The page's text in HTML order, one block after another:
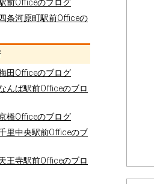
前Officeのブログ
条河原町駅前Officeの
田Officeのブログ
んば駅前Officeのブロ
橋Officeのブログ
里中央駅前Officeのブ
王寺駅前Officeのブロ